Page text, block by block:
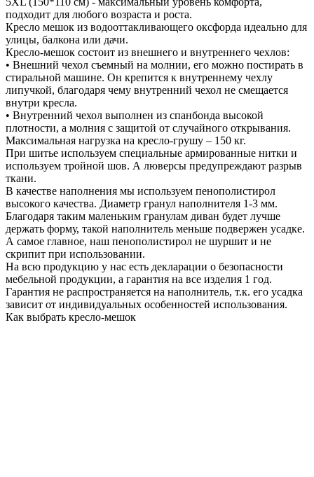
подходит для любого возраста и роста.
Кресло мешок из водооттакливающего оксфорда идеально для
улицы, балкона или дачи.
Кресло-мешок состоит из внешнего и внутреннего чехлов:
• Внешний чехол съемный на молнии, его можно постирать в
стиральной машине. Он крепится к внутреннему чехлу
липучкой, благодаря чему внутренний чехол не смещается
внутри кресла.
• Внутренний чехол выполнен из спанбонда высокой
плотности, а молния с защитой от случайного открывания.
Максимальная нагрузка на кресло-грушу – 150 кг.
При шитье используем специальные армированные нитки и
используем тройной шов. А люверсы предупреждают разрыв
ткани.
В качестве наполнения мы используем пенополистирол
высокого качества. Диаметр гранул наполнителя 1-3 мм.
Благодаря таким маленьким гранулам диван будет лучше
держать форму, такой наполнитель меньше подвержен усадке.
А самое главное, наш пенополистирол не шуршит и не
скрипит при использовании.
На всю продукцию у нас есть декларации о безопасности
мебельной продукции, а гарантия на все изделия 1 год.
Гарантия не распространяется на наполнитель, т.к. его усадка
зависит от индивидуальных особенностей использования.
Как выбрать кресло-мешок